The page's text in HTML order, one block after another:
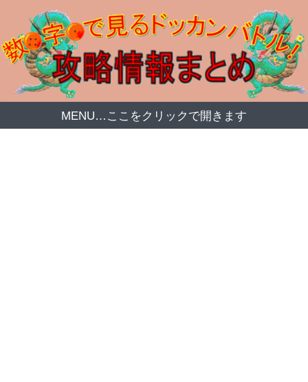
MENU…ここをクリックで開きます